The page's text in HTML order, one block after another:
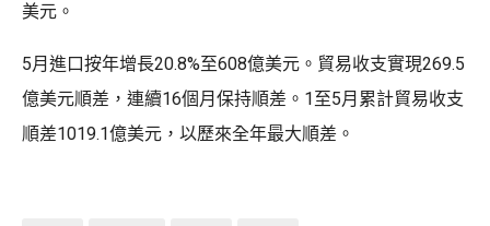
美元。
5月進口按年增長20.8%至608億美元。貿易收支實現269.5
億美元順差，連續16個月保持順差。1至5月累計貿易收支
順差1019.1億美元，以歷來全年最大順差。